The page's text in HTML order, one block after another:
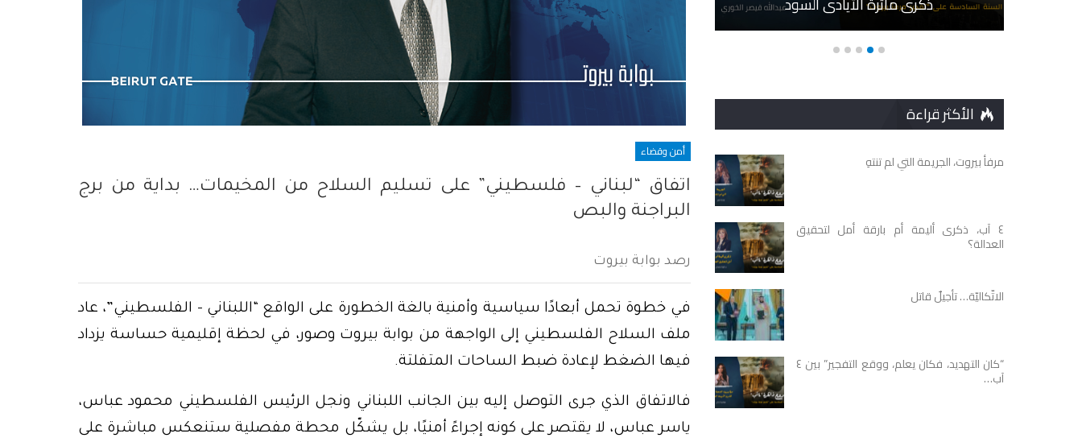
أمن وقضاء
اتفاق “لبناني – فلسطيني” على تسليم السلاح من المخيمات… بداية من برج
البراجنة والبص
رصد بوابة بيروت
في خطوة تحمل أبعادًا سياسية وأمنية بالغة الخطورة على الواقع “اللبناني – الفلسطيني”، عاد
ملف السلاح الفلسطيني إلى الواجهة من بوابة بيروت وصور، في لحظة إقليمية حساسة يزداد
فيها الضغط لإعادة ضبط الساحات المتفلتة.
فالاتفاق الذي جرى التوصل إليه بين الجانب اللبناني ونجل الرئيس الفلسطيني محمود عباس،
ياسر عباس، لا يقتصر على كونه إجراءً أمنيًا، بل يشكّل محطة مفصلية ستنعكس مباشرة على
الأكثر قراءة
مرفأ بيروت، الجريمة التي لم تنتهِ
٤ آب، ذكرى أليمة أم بارقة أمل لتحقيق
العدالة؟
الاتّكاليّة… تأجيلٌ قاتل
“كان التهديد، فكان يعلم، ووقع التفجير” بين ٤
آب…